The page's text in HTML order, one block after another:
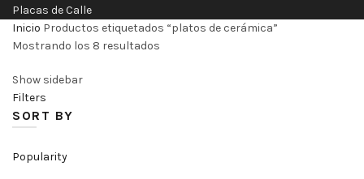
Placas de Calle
Inicio Productos etiquetados “platos de cerámica”
Mostrando los 8 resultados
Show sidebar
Filters
SORT BY
Popularity